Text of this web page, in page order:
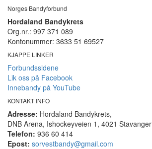
Norges Bandyforbund
Hordaland Bandykrets
Org.nr.: 997 371 089
Kontonummer: 3633 51 69527
KJAPPE LINKER
Forbundssidene
Lik oss på Facebook
Innebandy på YouTube
KONTAKT INFO
Adresse: Hordaland Bandykrets,
DNB Arena, Ishockeyveien 1, 4021 Stavanger
Telefon: 936 60 414
Epost: sorvestbandy@gmail.com